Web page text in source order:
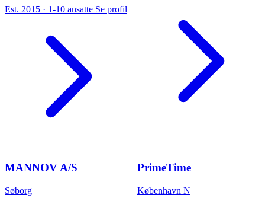
Est. 2015 · 1-10 ansatte Se profil
MANNOV A/S
Søborg
PrimeTime
København N